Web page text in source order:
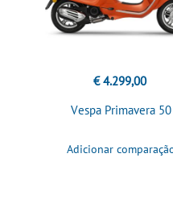
€ 4.299,00
Vespa Primavera 50
Adicionar